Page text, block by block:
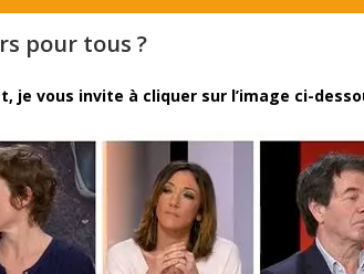
pour tous ?
je vous invite à cliquer sur l’image ci-